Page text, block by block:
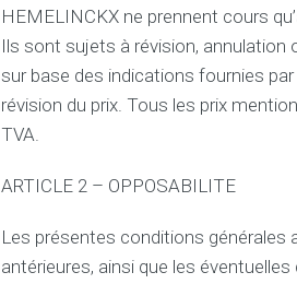
HEMELINCKX ne prennent cours
Ils sont sujets à révision,
sur base des indications fournies
révision du prix. Tous les prix
TVA.
ARTICLE 2 – OPPOSABILITE
Les présentes conditions
antérieures, ainsi que les